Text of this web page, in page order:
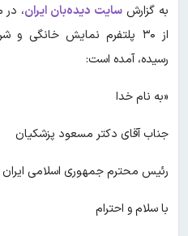
به گزارش سایت دیده‌بان ایران،
از ۳۰ پلتفرم نمایش خانگی
رسیده، آمده است:
«به نام خدا
جناب آقای دکتر مسعود پزشکیان
رئیس محترم جمهوری اسلامی ایران
با سلام و احترام